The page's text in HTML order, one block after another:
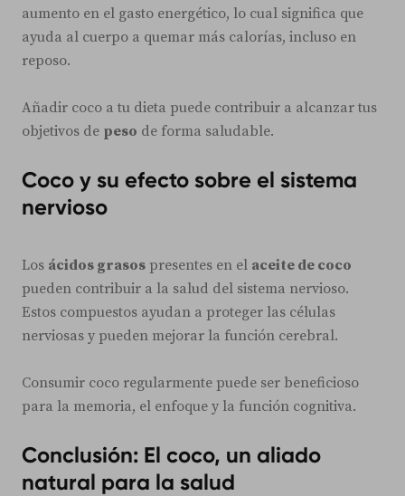
aumento en el gasto energético, lo cual significa que
ayuda al cuerpo a quemar más calorías, incluso en
reposo.
Añadir coco a tu dieta puede contribuir a alcanzar tus
objetivos de peso de forma saludable.
Coco y su efecto sobre el sistema
nervioso
Los ácidos grasos presentes en el aceite de coco
pueden contribuir a la salud del sistema nervioso.
Estos compuestos ayudan a proteger las células
nerviosas y pueden mejorar la función cerebral.
Consumir coco regularmente puede ser beneficioso
para la memoria, el enfoque y la función cognitiva.
Conclusión: El coco, un aliado
natural para la salud